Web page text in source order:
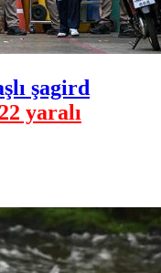
şagird
yaralı